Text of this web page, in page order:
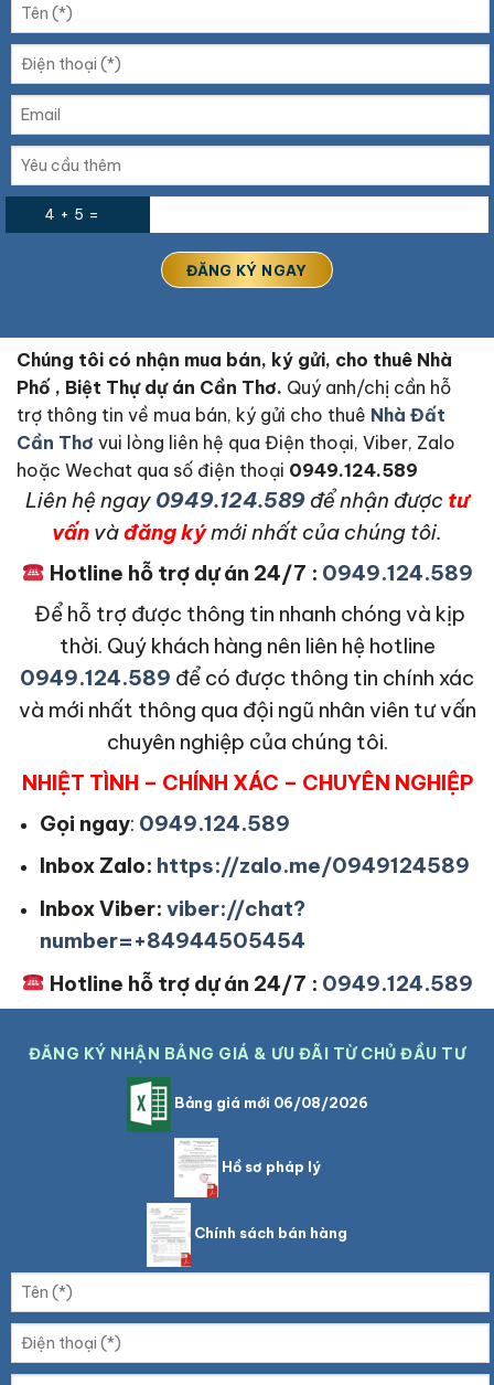
4 + 5 =
Chúng tôi có nhận mua bán, ký gửi, cho thuê Nhà
Phố , Biệt Thự dự án Cần Thơ. Quý anh/chị cần hỗ
trợ thông tin về mua bán, ký gửi cho thuê Nhà Đất
Cần Thơ vui lòng liên hệ qua Điện thoại, Viber, Zalo
hoặc Wechat qua số điện thoại 0949.124.589
Liên hệ ngay 0949.124.589 để nhận được tư
vấn vàđăng kýmới nhất của chúng tôi.
Hotline hỗ trợ dự án 24/7 : 0949.124.589
Để hỗ trợ được thông tin nhanh chóng và kịp
thời. Quý khách hàng nên liên hệ hotline
0949.124.589 để có được thông tin chính xác
và mới nhất thông qua đội ngũ nhân viên tư vấn
chuyên nghiệp của chúng tôi.
NHIỆT TÌNH – CHÍNH XÁC – CHUYÊN NGHIỆP
Gọi ngay: 0949.124.589
Inbox Zalo: https://zalo.me/0949124589
Inbox Viber: viber://chat?
number=+84944505454
Hotline hỗ trợ dự án 24/7 : 0949.124.589
ĐĂNG KÝ NHẬN BẢNG GIÁ & ƯU ĐÃI TỪ CHỦ ĐẦU TƯ
Bảng giá mới 06/08/2026
Hồ sơ pháp lý
Chính sách bán hàng